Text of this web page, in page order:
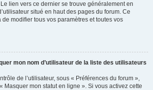
lien vers ce dernier se trouve généralement en
situé en haut des pages du forum. Ce
de modifier tous vos paramètres et toutes vos
mon nom d’utilisateur de la liste des utilisateurs
de l’utilisateur, sous « Préférences du forum »,
Masquer mon statut en ligne ». Si vous activez cette